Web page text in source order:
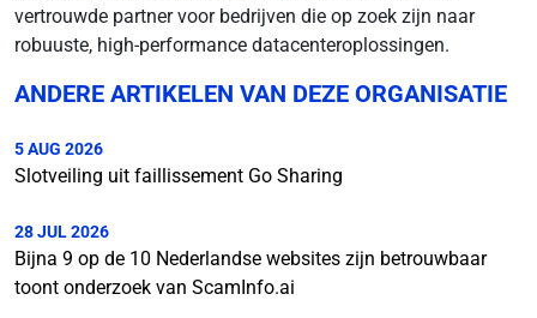
vertrouwde partner voor bedrijven die op zoek zijn naar
robuuste, high-performance datacenteroplossingen.
ANDERE ARTIKELEN VAN DEZE ORGANISATIE
5 AUG 2026
Slotveiling uit faillissement Go Sharing
28 JUL 2026
Bijna 9 op de 10 Nederlandse websites zijn betrouwbaar
toont onderzoek van ScamInfo.ai